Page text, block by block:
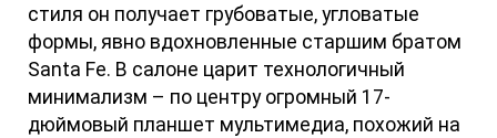
стиля он получает грубоватые, угловатые
формы, явно вдохновленные старшим братом
Santa Fe. В салоне царит технологичный
минимализм – по центру огромный 17-
дюймовый планшет мультимедиа, похожий на